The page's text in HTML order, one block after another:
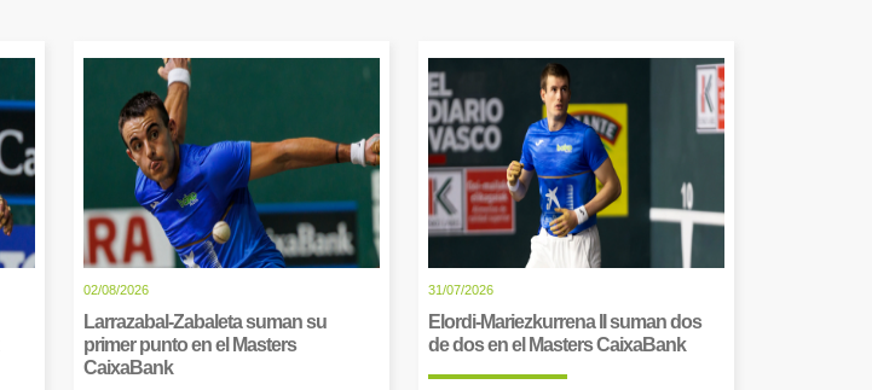
02/08/2026
Larrazabal-Zabaleta suman su
primer punto en el Masters
CaixaBank
31/07/2026
Elordi-Mariezkurrena II suman dos
de dos en el Masters CaixaBank